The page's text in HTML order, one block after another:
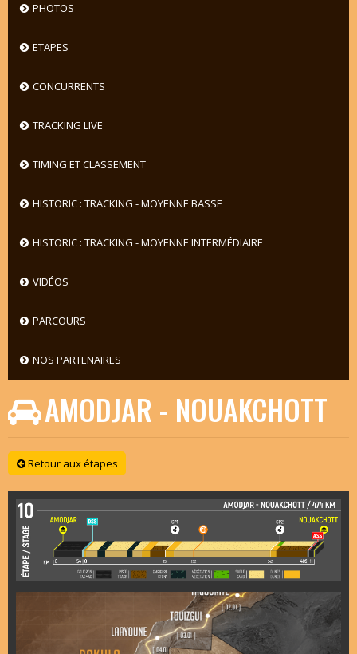
PHOTOS
ETAPES
CONCURRENTS
TRACKING LIVE
TIMING ET CLASSEMENT
HISTORIC : TRACKING - MOYENNE BASSE
HISTORIC : TRACKING - MOYENNE INTERMÉDIAIRE
VIDÉOS
PARCOURS
NOS PARTENAIRES
AMODJAR - NOUAKCHOTT
Retour aux étapes